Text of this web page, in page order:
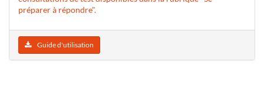
préparer à répondre".
Guide d'utilisation